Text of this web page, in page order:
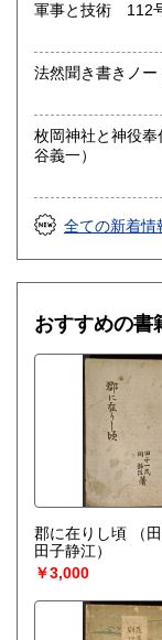
軍事と技術 112
枚岡神社と神役奉
谷義一）
全ての新着情
おすすめの書
郡に在りし頃
（
田子静江）
￥3,000